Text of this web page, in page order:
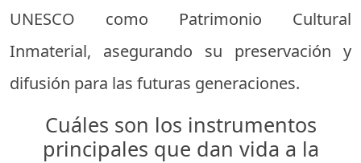
UNESCO como Patrimonio Cultural
Inmaterial, asegurando su preservación y
difusión para las futuras generaciones.
Cuáles son los instrumentos
principales que dan vida a la